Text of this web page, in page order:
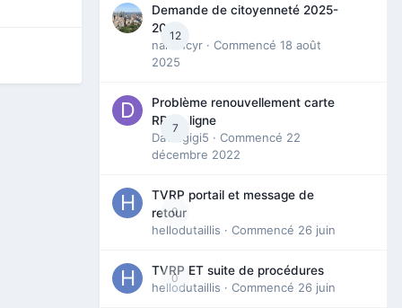
12
Demande de citoyenneté 2025-
2026
nanancyr · Commencé 18 août
2025
7
Problème renouvellement carte
RP en ligne
Davidgigi5 · Commencé 22
décembre 2022
0
TVRP portail et message de
retour
hellodutaillis · Commencé 26 juin
0
TVRP ET suite de procédures
hellodutaillis · Commencé 26 juin